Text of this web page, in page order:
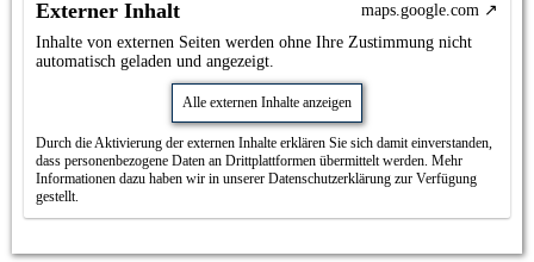
Externer Inhalt
maps.google.com
Inhalte von externen Seiten werden ohne Ihre Zustimmung nicht
automatisch geladen und angezeigt.
Alle externen Inhalte anzeigen
Durch die Aktivierung der externen Inhalte erklären Sie sich damit einverstanden,
dass personenbezogene Daten an Drittplattformen übermittelt werden. Mehr
Informationen dazu haben wir in unserer Datenschutzerklärung zur Verfügung
gestellt.